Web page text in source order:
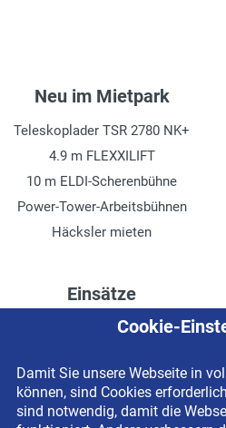
Neu im Mietpark
Teleskoplader TSR 2780 NK+
4.9 m FLEXXILIFT
10 m ELDI-Scherenbühne
Power-Tower-Arbeitsbühnen
Häcksler mieten
Einsätze
Höhenzugang für
Drainage verlegen
Fassadenreinigung
Cookie-
Damit Sie unsere Webseite in
können, sind Cookies
sind notwendig, damit die